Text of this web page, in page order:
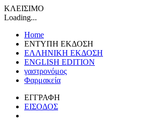
ΚΛΕΙΣΙΜΟ
Loading...
Home
ΕΝΤΥΠΗ ΕΚΔΟΣΗ
ΕΛΛΗΝΙΚΗ ΕΚΔΟΣΗ
ENGLISH EDITION
γαστρονόμος
Φαρμακεία
ΕΓΓΡΑΦΗ
ΕΙΣΟΔΟΣ